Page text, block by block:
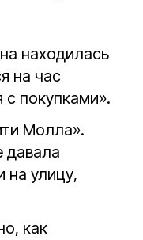
находилась
на час
с покупками».
Молла».
давала
на улицу,
как